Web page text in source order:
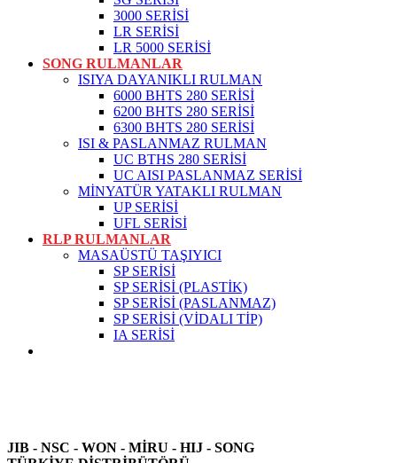
3000 SERİSİ
LR SERİSİ
LR 5000 SERİSİ
SONG RULMANLAR
ISIYA DAYANIKLI RULMAN
6000 BHTS 280 SERİSİ
6200 BHTS 280 SERİSİ
6300 BHTS 280 SERİSİ
ISI & PASLANMAZ RULMAN
UC BTHS 280 SERİSİ
UC AISI PASLANMAZ SERİSİ
MİNYATÜR YATAKLI RULMAN
UP SERİSİ
UFL SERİSİ
RLP RULMANLAR
MASAÜSTÜ TAŞIYICI
SP SERİSİ
SP SERİSİ (PLASTİK)
SP SERİSİ (PASLANMAZ)
SP SERİSİ (VİDALI TİP)
IA SERİSİ
JIB - NSC - WON - MİRU - HIJ - SONG